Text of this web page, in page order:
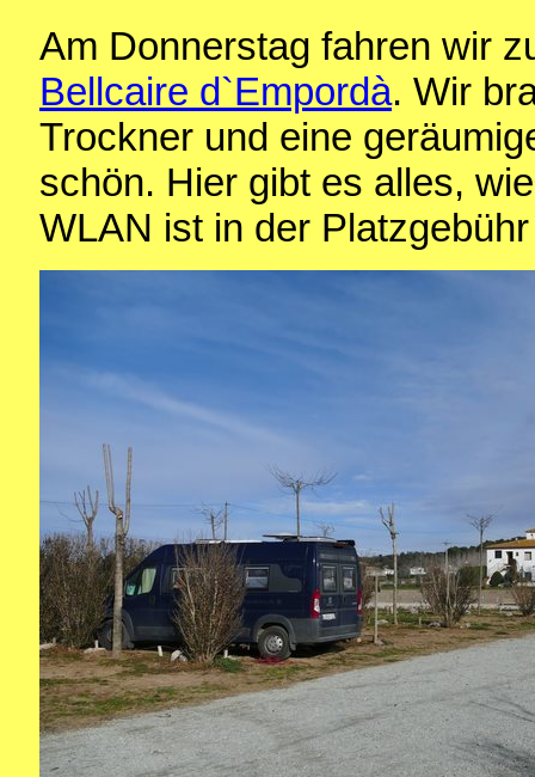
Am Donnerstag fahren wir
Bellcaire d`Empordà. Wir
Trockner und eine
schön. Hier gibt es alles,
WLAN ist in der